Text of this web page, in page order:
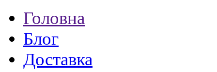
Головна
Блог
Доставка